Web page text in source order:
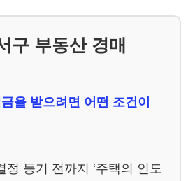
구 부동산 경매
을 받으려면 어떤 조건이
정 등기 전까지 ‘주택의 인도